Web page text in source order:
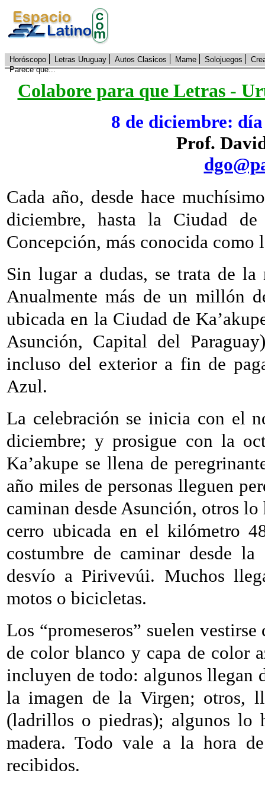
Horóscopo Letras Uruguay Autos Clasicos Mame Solojuegos
Parece que...
Colabore para que Letras -
8 de diciembre:
Prof.
Cada año, desde hace
diciembre, hasta la Ciudad
Concepción, más conocida como
Sin lugar a dudas, se trata de
Anualmente más de un millón
ubicada en la Ciudad de
Asunción, Capital del
incluso del exterior a fin de
Azul.
La celebración se inicia con el
diciembre; y prosigue con la
Ka’akupe se llena de
año miles de personas lleguen
caminan desde Asunción, otros
cerro ubicada en el kilómetro
costumbre de caminar desde
desvío a Pirivevúi. Muchos
motos o bicicletas.
Los “promeseros” suelen
de color blanco y capa de color
incluyen de todo: algunos llegan
la imagen de la Virgen; otros,
(ladrillos o piedras); algunos lo
madera. Todo vale a la hora
recibidos.